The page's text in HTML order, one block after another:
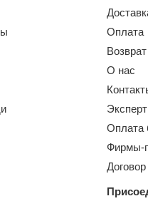
Оплата
Возврат
О нас
Оплата
Фирмы-